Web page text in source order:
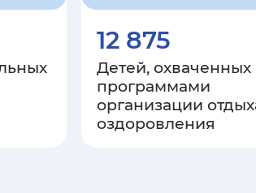
12 875
Детей, охваченных
программами
организации
оздоровления